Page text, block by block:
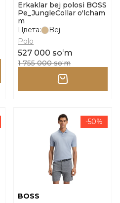
Erkaklar bej polosi BOSS
Pe_JungleCollar o'lcham
m
Цвета:
Bej
Polo
527 000 soʻm
1 755 000 soʻm
-50%
BOSS